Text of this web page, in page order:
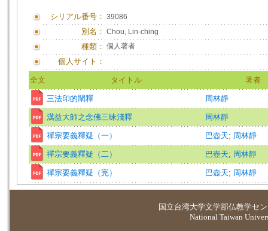
シリアル番号： 39086
別名： Chou, Lin-ching
種類： 個人著者
個人サイト：
全文 タイトル 著者
三法印的闡釋 周林靜
澫益大師之念佛三昧淺釋 周林靜
禪宗要義釋疑（一） 巴壺天; 周林靜
禪宗要義釋疑（二） 巴壺天; 周林靜
禪宗要義釋疑（完） 巴壺天; 周林靜
国立台湾大学文学部仏教学セ
National Taiwan